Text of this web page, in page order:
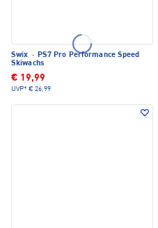
Swix · PS7 Pro Performance Speed
Skiwachs
€ 19,99
UVP* € 26,99